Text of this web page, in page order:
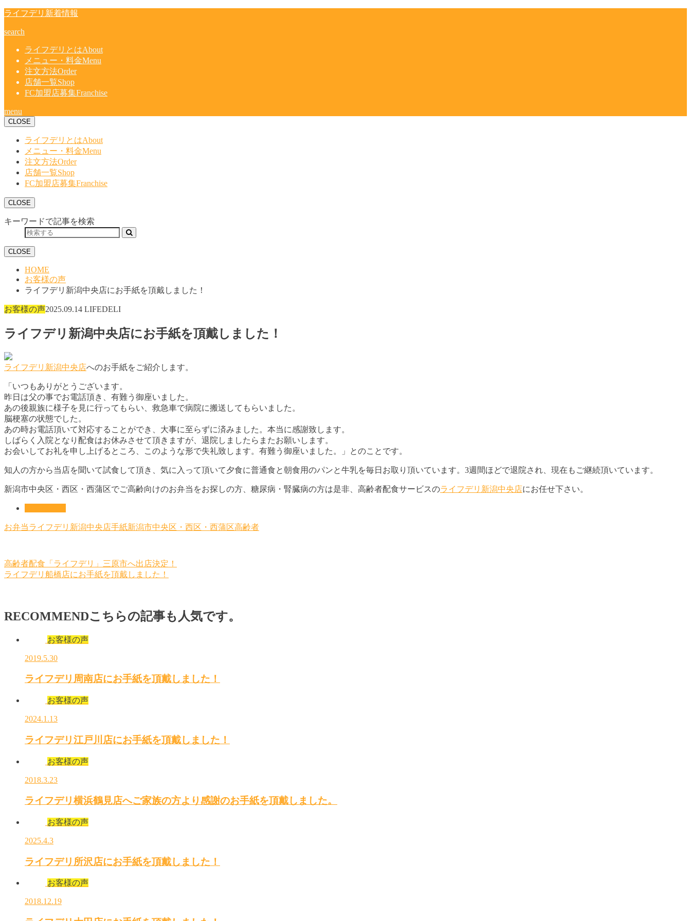
ライフデリ新着情報
search
ライフデリとはAbout
メニュー・料金Menu
注文方法Order
店舗一覧Shop
FC加盟店募集Franchise
menu
CLOSE
ライフデリとはAbout
メニュー・料金Menu
注文方法Order
店舗一覧Shop
FC加盟店募集Franchise
CLOSE
キーワードで記事を検索
CLOSE
HOME
お客様の声
ライフデリ新潟中央店にお手紙を頂戴しました！
お客様の声2025.09.14 LIFEDELI
ライフデリ新潟中央店にお手紙を頂戴しました！
ライフデリ新潟中央店へのお手紙をご紹介します。
「いつもありがとうございます。
昨日は父の事でお電話頂き、有難う御座いました。
あの後親族に様子を見に行ってもらい、救急車で病院に搬送してもらいました。
脳梗塞の状態でした。
あの時お電話頂いて対応することができ、大事に至らずに済みました。本当に感謝致します。
しばらく入院となり配食はお休みさせて頂きますが、退院しましたらまたお願いします。
お会いしてお礼を申し上げるところ、このような形で失礼致します。有難う御座いました。」とのことです。
知人の方から当店を聞いて試食して頂き、気に入って頂いて夕食に普通食と朝食用のパンと牛乳を毎日お取り頂いています。3週間ほどで退院され、現在もご継続頂いています。
新潟市中央区・西区・西蒲区でご高齢向けのお弁当をお探しの方、糖尿病・腎臓病の方は是非、高齢者配食サービスのライフデリ新潟中央店にお任せ下さい。
お弁当ライフデリ新潟中央店手紙新潟市中央区・西区・西蒲区高齢者
高齢者配食「ライフデリ」三原市へ出店決定！
ライフデリ船橋店にお手紙を頂戴しました！
RECOMMENDこちらの記事も人気です。
お客様の声
2019.5.30
ライフデリ周南店にお手紙を頂戴しました！
お客様の声
2024.1.13
ライフデリ江戸川店にお手紙を頂戴しました！
お客様の声
2018.3.23
ライフデリ横浜鶴見店へご家族の方より感謝のお手紙を頂戴しました。
お客様の声
2025.4.3
ライフデリ所沢店にお手紙を頂戴しました！
お客様の声
2018.12.19